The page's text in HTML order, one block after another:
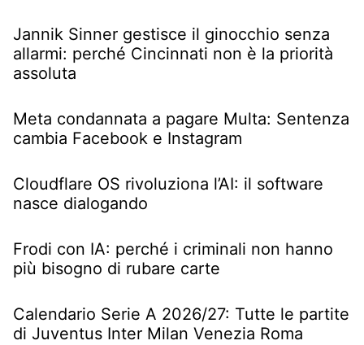
Jannik Sinner gestisce il ginocchio senza
allarmi: perché Cincinnati non è la priorità
assoluta
Meta condannata a pagare Multa: Sentenza
cambia Facebook e Instagram
Cloudflare OS rivoluziona l’AI: il software
nasce dialogando
Frodi con IA: perché i criminali non hanno
più bisogno di rubare carte
Calendario Serie A 2026/27: Tutte le partite
di Juventus Inter Milan Venezia Roma